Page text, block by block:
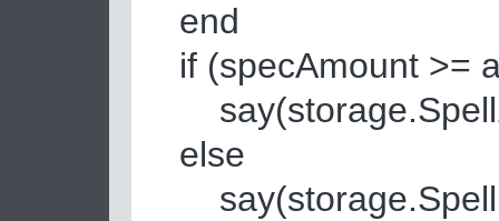
end
if (specAmount >=
else